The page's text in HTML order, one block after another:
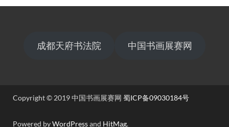
成都天府书法院 中国书画展赛网
Copyright © 2019 中国书画展赛网 蜀ICP备09030184号
Powered byWordPressand HitMag.